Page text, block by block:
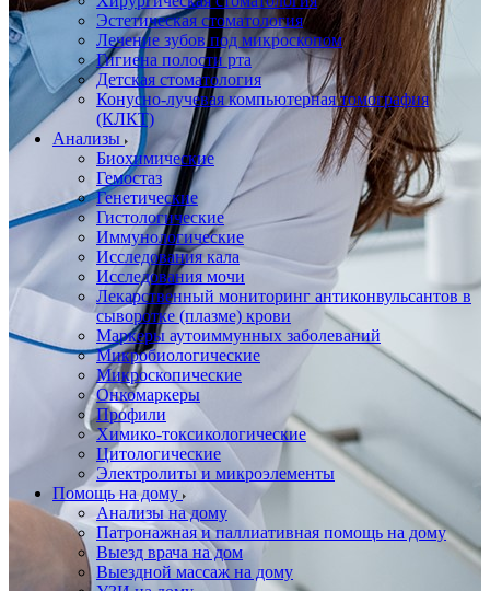
Эстетическая стоматология
Лечение зубов под микроскопом
Гигиена полости рта
Детская стоматология
Конусно-лучевая компьютерная томография
(КЛКТ)
Анализы
Биохимические
Гемостаз
Генетические
Гистологические
Иммунологические
Исследования кала
Исследования мочи
Лекарственный мониторинг антиконвульсантов в
сыворотке (плазме) крови
Маркеры аутоиммунных заболеваний
Микробиологические
Микроскопические
Онкомаркеры
Профили
Химико-токсикологические
Цитологические
Электролиты и микроэлементы
Помощь на дому
Анализы на дому
Патронажная и паллиативная помощь на дому
Выезд врача на дом
Выездной массаж на дому